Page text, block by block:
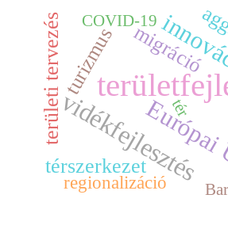
vidékfejlesztés
területi tervezés migráció
turizmus
térszerkezet
regionalizáció
COVID-19
tér